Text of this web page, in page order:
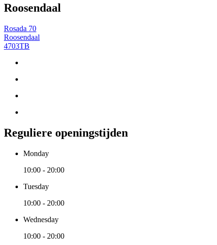
Roosendaal
Rosada 70
Roosendaal
4703TB
Reguliere openingstijden
Monday
10:00 - 20:00
Tuesday
10:00 - 20:00
Wednesday
10:00 - 20:00